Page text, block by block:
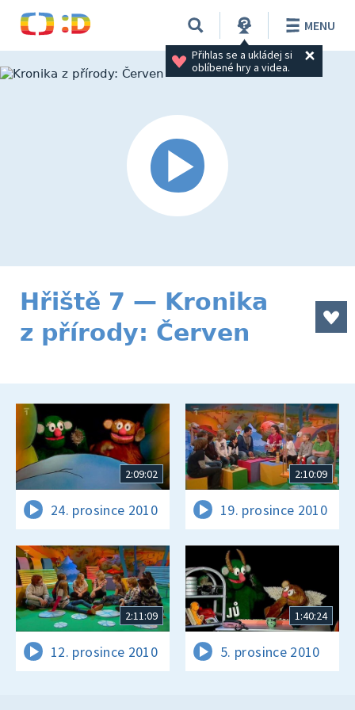
Přihlas se a ukládej si
oblíbené hry a videa.
MENU
Hřiště 7 — Kronika
z přírody: Červen
2:09:02
24. prosince 2010
2:10:09
19. prosince 2010
2:11:09
12. prosince 2010
1:40:24
5. prosince 2010